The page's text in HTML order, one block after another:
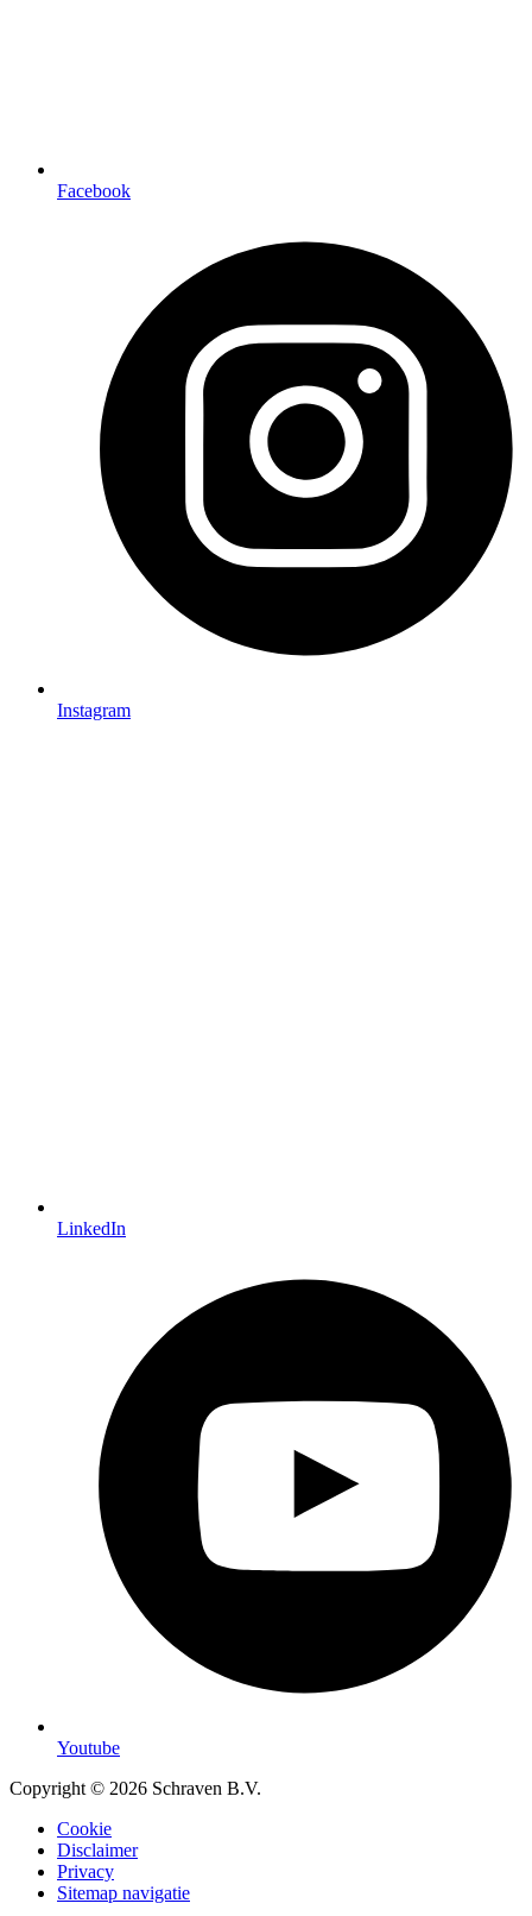
Facebook
Instagram
LinkedIn
Youtube
Copyright © 2026 Schraven B.V.
Cookie
Disclaimer
Privacy
Sitemap navigatie